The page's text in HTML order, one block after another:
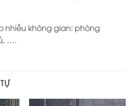
nhiều không gian: phòng
….